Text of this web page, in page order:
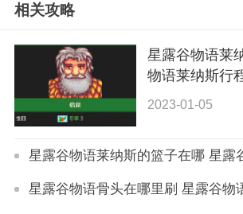
相关攻略
星露谷物语莱
物语莱纳斯行
2023-01-05
星露谷物语骨头在哪里刷 星露谷物